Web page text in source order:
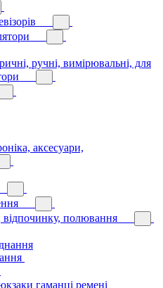
ручні, вимірювальні, для
аксесуари,
відпочинку, полювання